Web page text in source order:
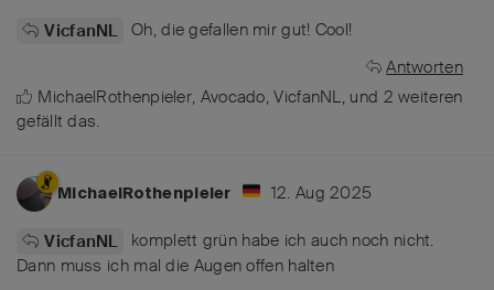
VicfanNL
Oh, die gefallen mir gut! Cool!
Antworten
MichaelRothenpieler, Avocado,VicfanNL, und 2 weiteren
gefällt das.
MichaelRothenpieler 12. Aug 2025
VicfanNL
komplett grün habe ich auch noch nicht.
Dann muss ich mal die Augen offen halten